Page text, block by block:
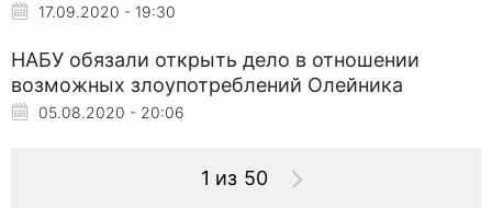
17.09.2020 - 19:30
НАБУ обязали открыть дело в отношении
возможных злоупотреблений Олейника
05.08.2020 - 20:06
1 из 50